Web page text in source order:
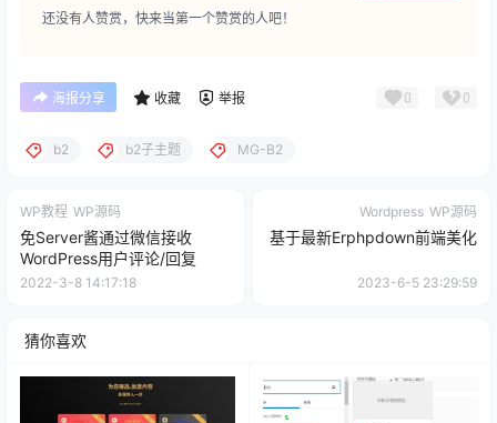
还没有人赞赏，快来当第一个赞赏的人吧！
海报分享 收藏 举报 0 0
b2 b2子主题 MG-B2
WP教程 WP源码
免Server酱通过微信接收
WordPress用户评论/回复
2022-3-8 14:17:18
Wordpress WP源码
基于最新Erphpdown前端美化
2023-6-5 23:29:59
猜你喜欢